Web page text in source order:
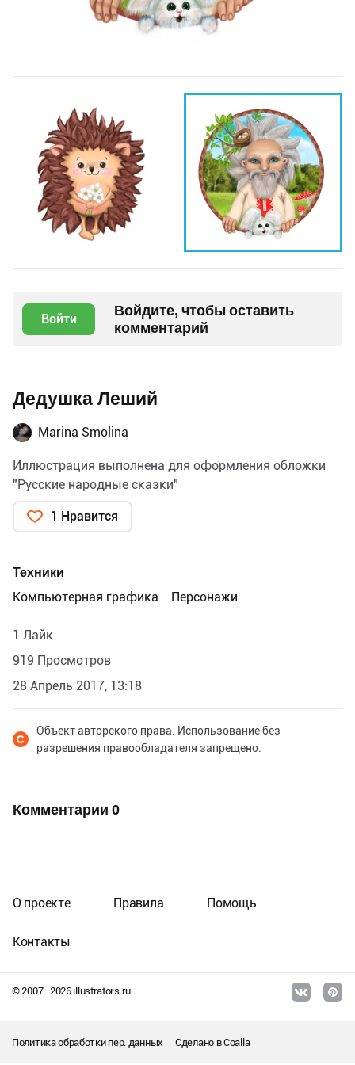
Войти
Войдите, чтобы оставить
комментарий
Дедушка Леший
Marina Smolina
Иллюстрация выполнена для оформления обложки
"Русские народные сказки"
1 Нравится
Техники
Компьютерная графика
Персонажи
1 Лайк
919 Просмотров
28 Апрель 2017, 13:18
Объект авторского права. Использование без
разрешения правообладателя запрещено.
Комментарии 0
© 2007–2026illustrators.ru
О проекте Правила Помощь
Контакты
Политика обработки пер. данных Сделано вCoalla